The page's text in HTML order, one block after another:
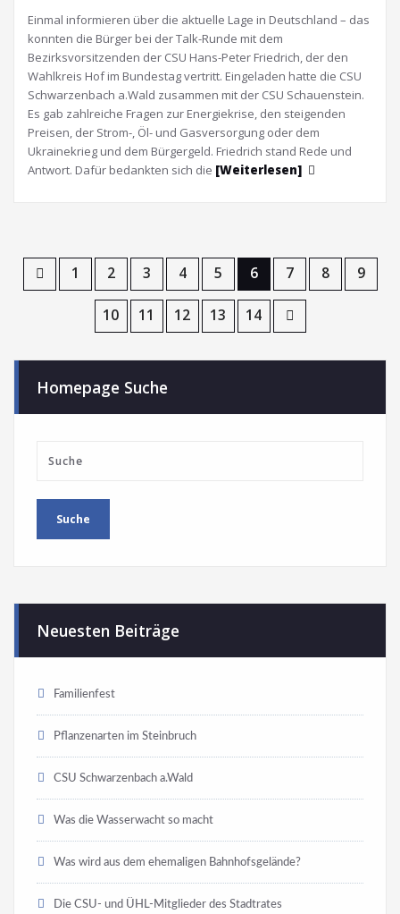
Einmal informieren über die aktuelle Lage in Deutschland – das
konnten die Bürger bei der Talk-Runde mit dem
Bezirksvorsitzenden der CSU Hans-Peter Friedrich, der den
Wahlkreis Hof im Bundestag vertritt. Eingeladen hatte die CSU
Schwarzenbach a.Wald zusammen mit der CSU Schauenstein.
Es gab zahlreiche Fragen zur Energiekrise, den steigenden
Preisen, der Strom-, Öl- und Gasversorgung oder dem
Ukrainekrieg und dem Bürgergeld. Friedrich stand Rede und
Antwort. Dafür bedankten sich die [Weiterlesen]
1 2 3 4 5 6 7 8 9
10 11 12 13 14
Homepage Suche
Neuesten Beiträge
Familienfest
Pflanzenarten im Steinbruch
CSU Schwarzenbach a.Wald
Was die Wasserwacht so macht
Was wird aus dem ehemaligen Bahnhofsgelände?
Die CSU- und ÜHL-Mitglieder des Stadtrates